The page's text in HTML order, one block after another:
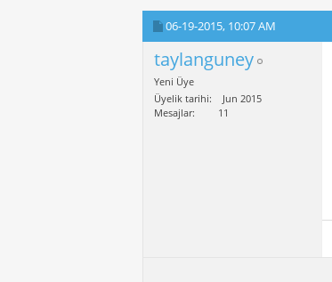
06-19-2015, 10:07 AM
taylanguney
Yeni Üye
Üyelik tarihi
Jun 2015
Mesajlar
11